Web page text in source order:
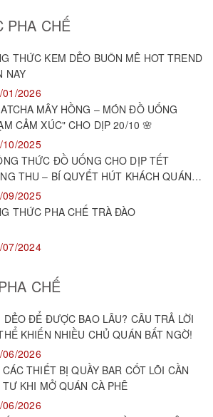
PHA CHẾ
THỨC KEM DẺO BUÔN MÊ HOT TREND
NAY
01/2026
MÂY HỒNG – MÓN ĐỒ UỐNG
CẢM XÚC" CHO DỊP 20/10 🌸
10/2025
THU – BÍ QUYẾT HÚT KHÁCH QUÁN
THỨC PHA CHẾ TRÀ ĐÀO
07/2024
CHẾ